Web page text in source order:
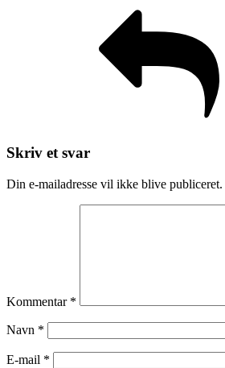
Skriv et svar
Din e-mailadresse vil ikke blive publiceret.
Kommentar *
Navn *
E-mail *